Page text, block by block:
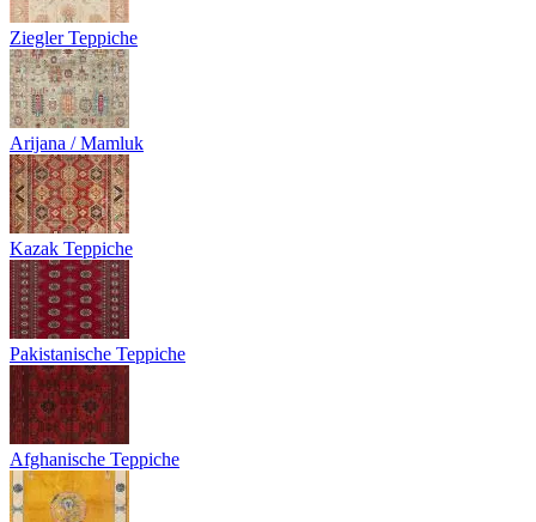
Ziegler Teppiche
Arijana / Mamluk
Kazak Teppiche
Pakistanische Teppiche
Afghanische Teppiche